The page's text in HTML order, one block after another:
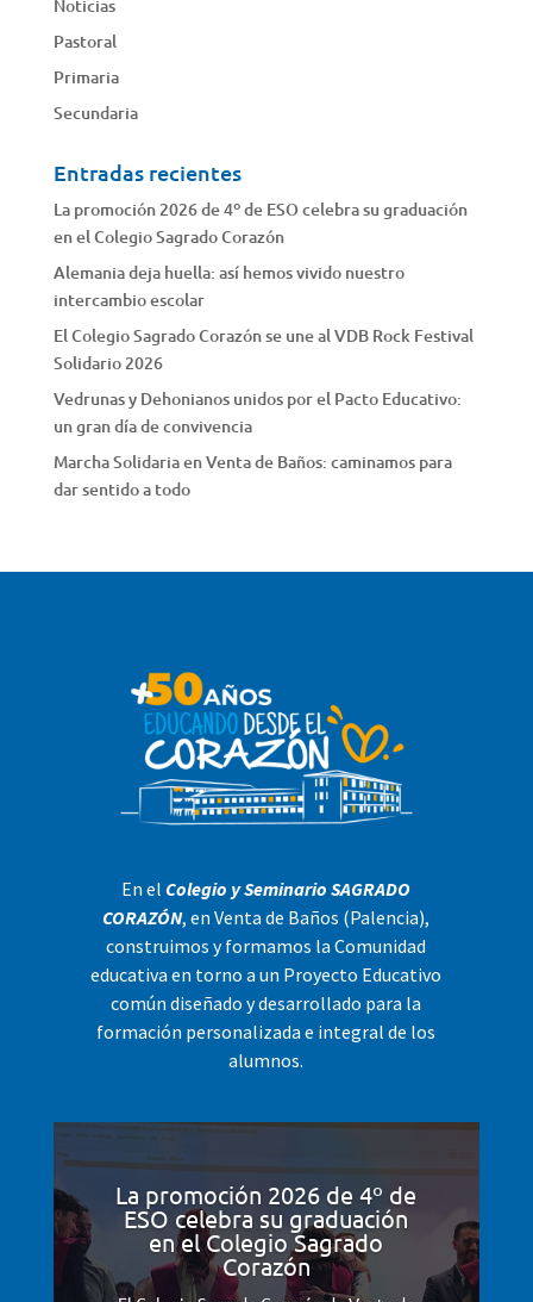
Noticias
Pastoral
Primaria
Secundaria
Entradas recientes
La promoción 2026 de 4º de ESO celebra su graduación
en el Colegio Sagrado Corazón
Alemania deja huella: así hemos vivido nuestro
intercambio escolar
El Colegio Sagrado Corazón se une al VDB Rock Festival
Solidario 2026
Vedrunas y Dehonianos unidos por el Pacto Educativo:
un gran día de convivencia
Marcha Solidaria en Venta de Baños: caminamos para
dar sentido a todo
En el Colegio y Seminario SAGRADO
CORAZÓN, en Venta de Baños (Palencia),
construimos y formamos la Comunidad
educativa en torno a un Proyecto Educativo
común diseñado y desarrollado para la
formación personalizada e integral de los
alumnos.
La promoción 2026 de 4º de
ESO celebra su graduación
en el Colegio Sagrado
Corazón